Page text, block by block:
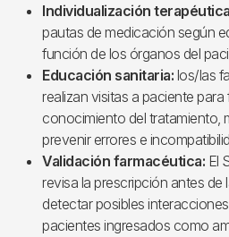
Individualización
pautas de medicación según
función de los órganos del
Educación sanitaria: los/las
realizan visitas a paciente para
conocimiento del tratamiento,
prevenir errores e
Validación farmacéutica: El
revisa la prescripción antes de
detectar posibles
pacientes ingresados ​​como